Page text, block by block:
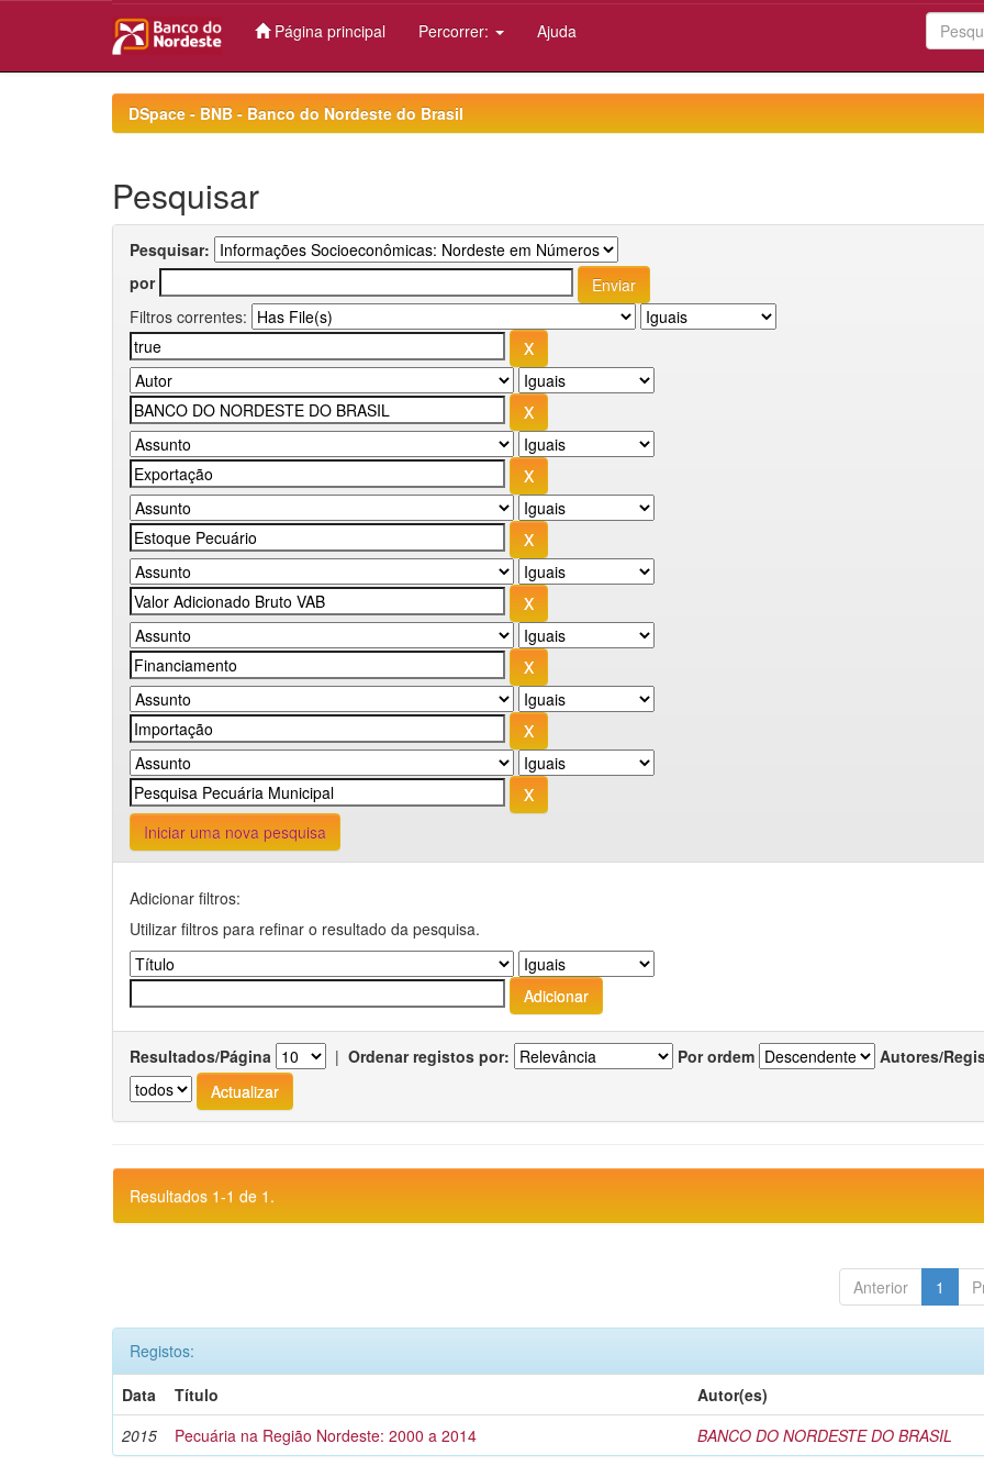
Página principal Percorrer: Ajuda
DSpace - BNB - Banco do Nordeste do Brasil
Pesquisar
Pesquisar:
por
Filtros correntes:
Iniciar uma nova pesquisa
Adicionar filtros:
Utilizar filtros para refinar o resultado da pesquisa.
Resultados/Página | Ordenar registos por: Por ordem Autores/
Resultados 1-1 de 1.
Anterior 1
Registos:
Data
Título
Autor(es)
2015
Pecuária na Região Nordeste: 2000 a 2014 BANCO DO NORDESTE DO BRASIL